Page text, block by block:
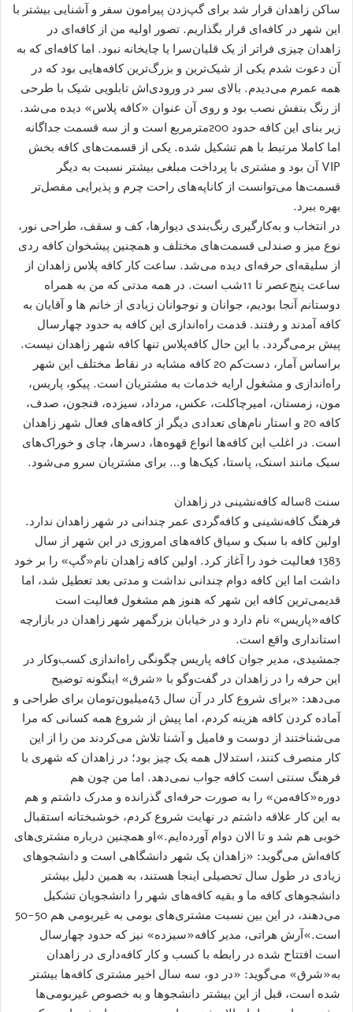
ساکن زاهدان قرار شد برای گپ‌زدن پیرامون سفر و آشنایی بیشتر با
این شهر در کافه‌ای قرار بگذاریم. تصور اولیه من از کافه‌ای در
زاهدان چیزی فراتر از یک قلیان‌سرا یا چایخانه نبود. اما کافه‌ای که به
آن دعوت شدم یکی از شیک‌ترین و بزرگ‌ترین کافه‌هایی بود که در
همه عمرم می‌دیدم. بالای سر در ورودی‌اش تابلویی شیک با طرحی
از رنگ بنفش نصب بود و روی آن عنوان «کافه پلاس» دیده می‌شد.
زیر بنای این کافه حدود 200مترمربع است و از سه قسمت جداگانه
اما کاملا مرتبط با هم تشکیل شده. یکی از قسمت‌های کافه بخش
VIP آن بود و مشتری با پرداخت مبلغی بیشتر نسبت به دیگر
قسمت‌ها می‌توانست از کاناپه‌های راحت چرم و پذیرایی مفصل‌تر
بهره ببرد.
در انتخاب و به‌کارگیری رنگ‌بندی دیوارها، کف و سقف، طراحی نور،
نوع میز و صندلی قسمت‌های مختلف و همچنین پیشخوان کافه ردی
از سلیقه‌ای حرفه‌ای دیده می‌شد. ساعت کار کافه پلاس زاهدان از
ساعت پنج‌عصر تا 11شب است. در همه مدتی که من به همراه
دوستانم آنجا بودیم، جوانان و نوجوانان زیادی از خانم ها و آقایان به
کافه آمدند و رفتند. قدمت راه‌اندازی این کافه به حدود چهارسال
پیش برمی‌گردد. با این حال کافه‌پلاس تنها کافه شهر زاهدان نیست.
براساس آمار، دست‌کم 20 کافه مشابه در نقاط مختلف این شهر
راه‌اندازی و مشغول ارایه خدمات به مشتریان است. پیکو، پاریس،
مون، زمستان، امیرچاکلت، عکس، مرداد، سیزده، فنجون، صدف،
کافه 20 و استار نام‌های تعدادی دیگر از کافه‌های فعال شهر زاهدان
است. در اغلب این کافه‌ها انواع قهوه‌ها، دسرها، چای و خوراک‌های
سبک مانند اسنک، پاستا، کیک‌ها و… برای مشتریان سرو می‌شود.
سنت 8ساله کافه‌نشینی در زاهدان
فرهنگ کافه‌نشینی و کافه‌گردی عمر چندانی در شهر زاهدان ندارد.
اولین کافه با سبک و سیاق کافه‌های امروزی در این شهر از سال
1383 فعالیت خود را آغاز کرد. اولین کافه زاهدان نام«گپ» را بر خود
داشت اما این کافه دوام چندانی نداشت و مدتی بعد تعطیل شد، اما
قدیمی‌ترین کافه این شهر که هنوز هم مشغول فعالیت است
کافه«پاریس» نام دارد و در خیابان بزرگمهر شهر زاهدان در بازارچه
استانداری واقع است.
جمشیدی، مدیر جوان کافه پاریس چگونگی راه‌اندازی کسب‌وکار در
این حرفه را در زاهدان در گفت‌وگو با «شرق» اینگونه توضیح
می‌دهد: «برای شروع کار در آن سال 43‌میلیون‌تومان برای طراحی و
آماده کردن کافه هزینه کردم، اما پیش از شروع همه کسانی که مرا
می‌شناختند از دوست و فامیل و آشنا تلاش می‌کردند من را از این
کار منصرف کنند، استدلال همه یک چیز بود؛ در زاهدان که شهری با
فرهنگ سنتی است کافه جواب نمی‌دهد. اما من چون هم
دوره«کافه‌من» را به صورت حرفه‌ای گذرانده و مدرک داشتم و هم
به این کار علاقه داشتم در نهایت شروع کردم، خوشبختانه استقبال
خوبی هم شد و تا الان دوام آورده‌ایم.»او همچنین درباره مشتری‌های
کافه‌اش می‌گوید: «زاهدان یک شهر دانشگاهی است و دانشجوهای
زیادی در طول سال تحصیلی اینجا هستند، به همین دلیل بیشتر
دانشجوهای کافه ما و بقیه کافه‌های شهر را دانشجویان تشکیل
می‌دهند، در این بین نسبت مشتری‌های بومی به غیربومی هم 50-50
است.»آرش هراتی، مدیر کافه«سیزده» نیز که حدود چهارسال
است افتتاح شده در رابطه با کسب و کار کافه‌داری در زاهدان
به«شرق» می‌گوید: «در دو، سه سال اخیر مشتری کافه‌ها بیشتر
شده است، قبل از این بیشتر دانشجوها و به خصوص غیربومی‌ها